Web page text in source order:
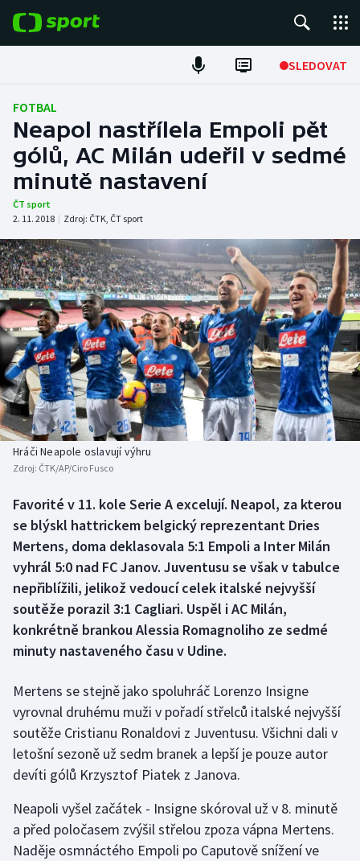
SLEDOVAT
Fotbal
Hokej
Tenis
Atletika
Cyklistika
DALŠÍ SPORTY
Americký fotbal
Baseball a softbal
Basketbal
Biatlon
Box
Curling
Dostihy
Florbal
Golf
Gymnastika
Jezdectví
NEPŘEHLÉDNĚTE
Soutěže
Historické návraty
Aplikace ČT sport
FOTBAL
Neapol nastřílela Empoli pět
gólů, AC Milán udeřil v sedmé
minutě nastavení
ČT sport
2. 11. 2018 | Zdroj: ČTK, ČT sport
Hráči Neapole oslavují výhru
Zdroj: ČTK/AP/Ciro Fusco
Favorité v 11. kole Serie A excelují. Neapol, za kterou
se blýskl hattrickem belgický reprezentant Dries
Mertens, doma deklasovala 5:1 Empoli a Inter Milán
vyhrál 5:0 nad FC Janov. Juventusu se však v tabulce
nepřiblížili, jelikož vedoucí celek italské nejvyšší
soutěže porazil 3:1 Cagliari. Uspěl i AC Milán,
konkrétně brankou Alessia Romagnoliho ze sedmé
minuty nastaveného času v Udine.
Mertens se stejně jako spoluhráč Lorenzo Insigne
vyrovnal druhému muži v pořadí střelců italské nejvyšší
soutěže Cristianu Ronaldovi z Juventusu. Všichni dali v
letošní sezoně už sedm branek a lepší je pouze autor
devíti gólů Krzysztof Piatek z Janova.
Neapoli vyšel začátek - Insigne skóroval už v 8. minutě
a před poločasem zvýšil střelou zpoza vápna Mertens.
Naděje osmnáctého Empoli po Caputově snížení ve